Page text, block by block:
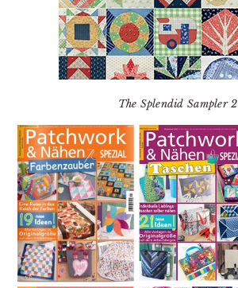
The Splendid Sampler 2